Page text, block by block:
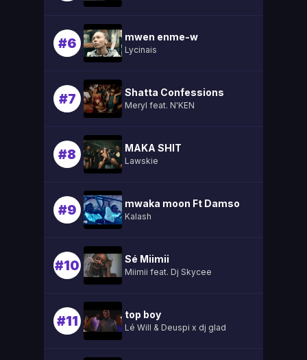
#6 mwen enme-w
Lycinais
#7 Shatta Confessions
Meryl feat. N'KEN
#8 MAKA SHIT
Lawskie
#9 mwaka moon Ft Damso
Kalash
#10 Sé Miimii
Miimii feat. Dj Skycee
#11 top boy
Lé Will & Deuspi x dj glad